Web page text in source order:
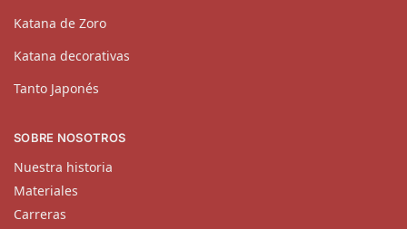
Katana de Zoro
Katana decorativas
Tanto Japonés
SOBRE NOSOTROS
Nuestra historia
Materiales
Carreras